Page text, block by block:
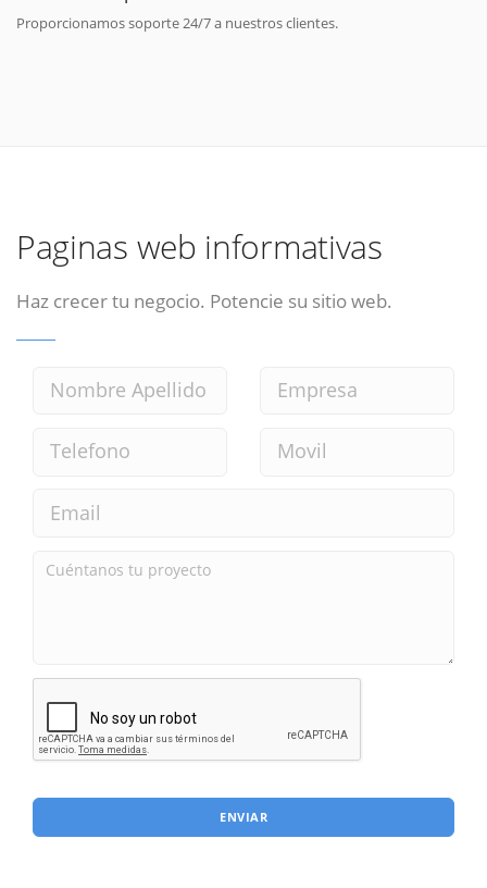
Proporcionamos soporte 24/7 a nuestros clientes.
Paginas web informativas
Haz crecer tu negocio. Potencie su sitio web.
ENVIAR